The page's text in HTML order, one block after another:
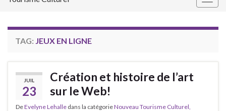
TAG: JEUX EN LIGNE
JUIL
23
Création et histoire de l’art
sur le Web!
DeEvelyne Lehalle dans la catégorieNouveau Tourisme Culturel,